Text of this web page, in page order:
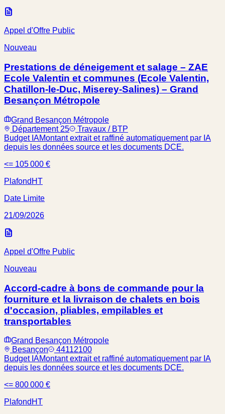
Appel d'Offre Public
Nouveau
Prestations de déneigement et salage – ZAE
Ecole Valentin et communes (Ecole Valentin,
Chatillon-le-Duc, Miserey-Salines) – Grand
Besançon Métropole
Grand Besançon Métropole
Département 25
Travaux / BTP
Budget IAMontant extrait et raffiné automatiquement par IA
depuis les données source et les documents DCE.
<= 105 000 €
Plafond HT
Date Limite
21/09/2026
Appel d'Offre Public
Nouveau
Accord-cadre à bons de commande pour la
fourniture et la livraison de chalets en bois
d'occasion, pliables, empilables et
transportables
Grand Besançon Métropole
Besançon
44112100
Budget IAMontant extrait et raffiné automatiquement par IA
depuis les données source et les documents DCE.
<= 800 000 €
Plafond HT